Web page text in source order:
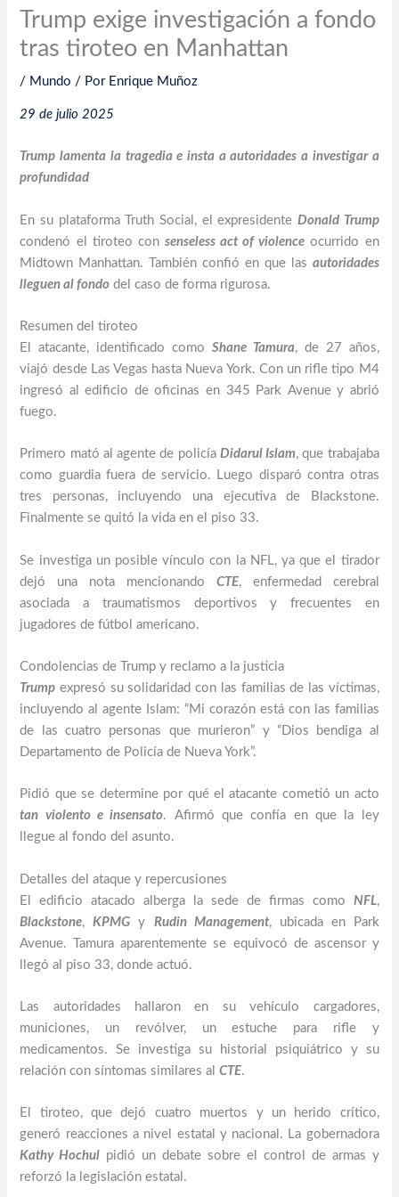
Trump exige investigación a fondo
tras tiroteo en Manhattan
/ Mundo / Por Enrique Muñoz
29 de julio 2025
Trump lamenta la tragedia e insta a autoridades a investigar a
profundidad
En su plataforma Truth Social, el expresidente Donald Trump
condenó el tiroteo con senseless act of violence ocurrido en
Midtown Manhattan. También confió en que las autoridades
lleguen al fondo del caso de forma rigurosa.
Resumen del tiroteo
El atacante, identificado como Shane Tamura, de 27 años,
viajó desde Las Vegas hasta Nueva York. Con un rifle tipo M4
ingresó al edificio de oficinas en 345 Park Avenue y abrió
fuego.
Primero mató al agente de policía Didarul Islam, que trabajaba
como guardia fuera de servicio. Luego disparó contra otras
tres personas, incluyendo una ejecutiva de Blackstone.
Finalmente se quitó la vida en el piso 33.
Se investiga un posible vínculo con la NFL, ya que el tirador
dejó una nota mencionando CTE, enfermedad cerebral
asociada a traumatismos deportivos y frecuentes en
jugadores de fútbol americano.
Condolencias de Trump y reclamo a la justicia
Trump expresó su solidaridad con las familias de las víctimas,
incluyendo al agente Islam: “Mi corazón está con las familias
de las cuatro personas que murieron” y “Dios bendiga al
Departamento de Policía de Nueva York”.
Pidió que se determine por qué el atacante cometió un acto
tan violento e insensato. Afirmó que confía en que la ley
llegue al fondo del asunto.
Detalles del ataque y repercusiones
El edificio atacado alberga la sede de firmas como NFL,
Blackstone,KPMG y Rudin Management, ubicada en Park
Avenue. Tamura aparentemente se equivocó de ascensor y
llegó al piso 33, donde actuó.
Las autoridades hallaron en su vehículo cargadores,
municiones, un revólver, un estuche para rifle y
medicamentos. Se investiga su historial psiquiátrico y su
relación con síntomas similares alCTE.
El tiroteo, que dejó cuatro muertos y un herido crítico,
generó reacciones a nivel estatal y nacional. La gobernadora
Kathy Hochul pidió un debate sobre el control de armas y
reforzó la legislación estatal.